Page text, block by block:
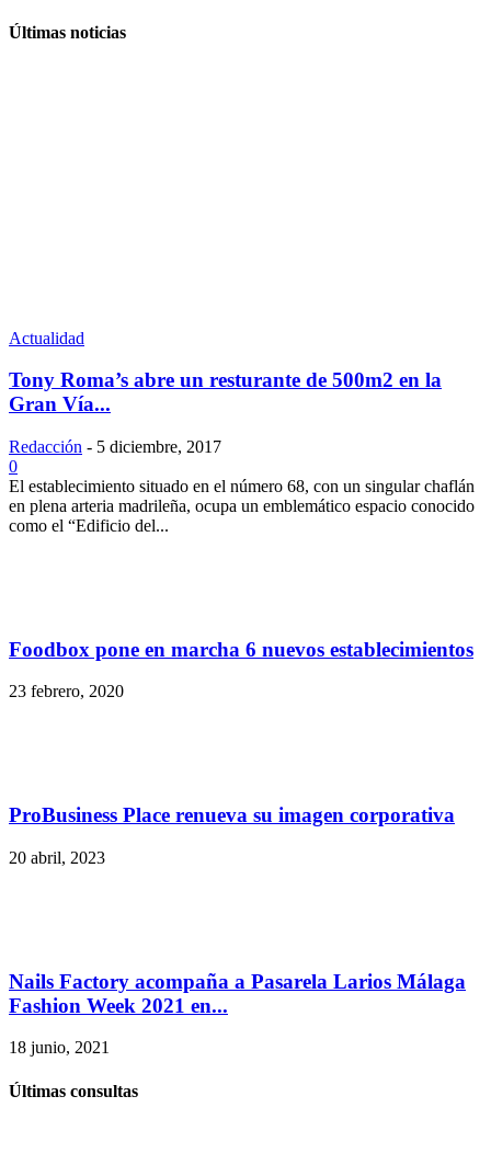
Últimas noticias
Actualidad
Tony Roma’s abre un resturante de 500m2 en la
Gran Vía...
Redacción - 5 diciembre, 2017
0
El establecimiento situado en el número 68, con un singular chaflán
en plena arteria madrileña, ocupa un emblemático espacio conocido
como el “Edificio del...
Foodbox pone en marcha 6 nuevos establecimientos
23 febrero, 2020
ProBusiness Place renueva su imagen corporativa
20 abril, 2023
Nails Factory acompaña a Pasarela Larios Málaga
Fashion Week 2021 en...
18 junio, 2021
Últimas consultas